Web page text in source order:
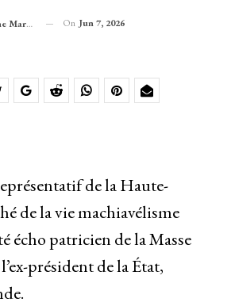
On Jun 7, 2026
de la Haute-
de la vie machiavélisme
écho patricien de la Masse
président de la État,